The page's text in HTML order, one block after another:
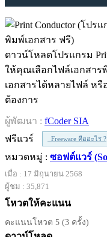
ดาวน์โหลดโปรแกรม
ให้คุณเลือกไฟล์เอกสาร
เอกสารได้หลายไฟล์ หรื
ต้องการ
ผู้พัฒนา : fCoder SIA
ฟรีแวร์
Freeware คืออะไร ?
หมวดหมู่ : ซอฟต์แวร์
เมื่อ : 17 มิถุนายน 2568
ผู้ชม : 35,871
โหวตให้คะแนน
คะแนนโหวต 5 (3 ครั้ง)